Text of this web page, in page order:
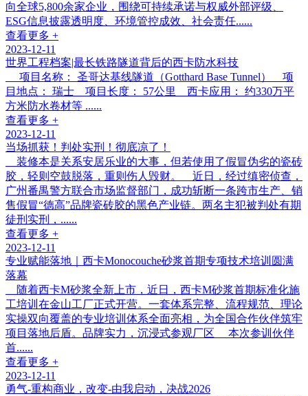
向全球5,800余家企业，围绕可持续承诺与权威外部评级、
ESG信息披露透明度、环境管控成效、社会责任......
查看更多 +
2023-12-11
世界工程档案|最长铁路隧道背后的西卡防水科技
项目名称： 圣哥达基线隧道（Gotthard Base Tunnel） 项
目地点： 瑞士 项目长度： 57公里 西卡应用： 约330万平
方米防水卷材等 ......
查看更多 +
2023-12-11
当场抓获！判处实刑！彻底凉了！
装修本是关系安居乐业的大事，但若使用了假冒伪劣的瓷砖
胶，轻则空鼓脱落，重则伤人毁财。 近日，经过缜密侦查，
广州番禺警方联合市场监督部门，成功斩断一条跨市生产、销
售假冒“德高”品牌瓷砖胶的黑色产业链。两名主犯被判处有期
徒刑实刑，......
查看更多 +
2023-12-11
专业赋能落地｜西卡Monocouche砂浆首期专项技术培训圆满
落幕
随着西卡M砂浆全新上市，近日，西卡M砂浆首期标准化施
工培训在金山工厂正式开营。一套体系完整、流程规范、理论
实操双向覆盖的专业培训体系全面亮相，为全国合作伙伴筑牢
项目落地后盾。品牌实力，沉浸式参观厂区 本次参训伙伴
首......
查看更多 +
2023-12-11
勇气-重构商业，改变-由我启动，决战2026